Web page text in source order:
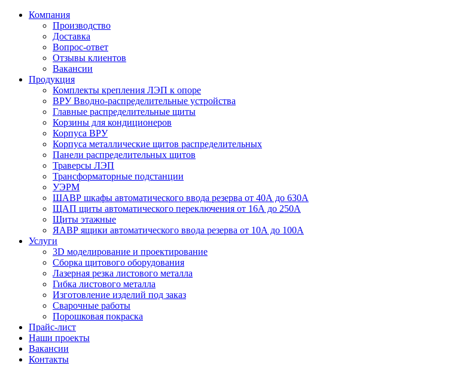
Компания
Производство
Доставка
Вопрос-ответ
Отзывы клиентов
Вакансии
Продукция
Комплекты крепления ЛЭП к опоре
ВРУ Вводно-распределительные устройства
Главные распределительные щиты
Корзины для кондиционеров
Корпуса ВРУ
Корпуса металлические щитов распределительных
Панели распределительных щитов
Траверсы ЛЭП
Трансформаторные подстанции
УЭРМ
ШАВР шкафы автоматического ввода резерва от 40А до 630А
ЩАП щиты автоматического переключения от 16А до 250А
Щиты этажные
ЯАВР ящики автоматического ввода резерва от 10А до 100А
Услуги
3D моделирование и проектирование
Сборка щитового оборудования
Лазерная резка листового металла
Гибка листового металла
Изготовление изделий под заказ
Сварочные работы
Порошковая покраска
Прайс-лист
Наши проекты
Вакансии
Контакты